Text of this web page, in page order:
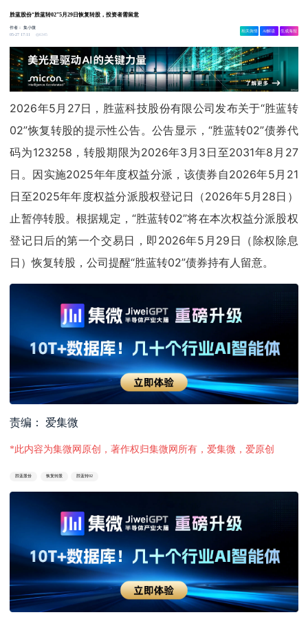
胜蓝股份“胜蓝转02”5月29日恢复转股，投资者需留意
作者：集小微
05-27 17:11
6345
相关舆情 AI解读 生成海报
2026年5月27日，胜蓝科技股份有限公司发布关于“胜蓝转
02”恢复转股的提示性公告。公告显示，“胜蓝转02”债券代
码为123258，转股期限为2026年3月3日至2031年8月27
日。因实施2025年年度权益分派，该债券自2026年5月21
日至2025年年度权益分派股权登记日（2026年5月28日）
止暂停转股。根据规定，“胜蓝转02”将在本次权益分派股权
登记日后的第一个交易日，即2026年5月29日（除权除息
日）恢复转股，公司提醒“胜蓝转02”债券持有人留意。
责编： 爱集微
*此内容为集微网原创，著作权归集微网所有，爱集微，爱原创
胜蓝股份 恢复转股 胜蓝转02